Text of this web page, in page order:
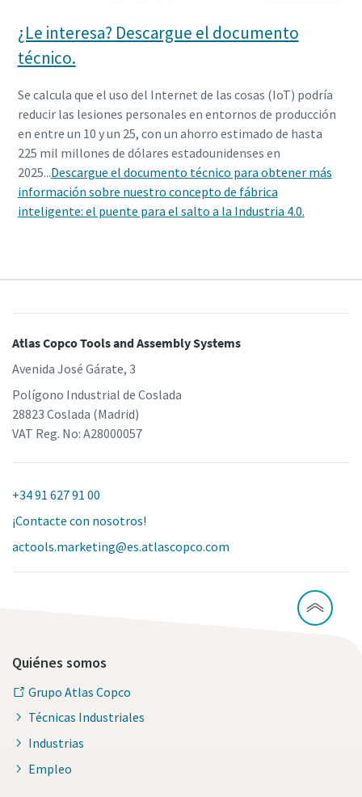
¿Le interesa? Descargue el documento
técnico.
Se calcula que el uso del Internet de las cosas (IoT) podría
reducir las lesiones personales en entornos de producción
en entre un 10 y un 25, con un ahorro estimado de hasta
225 mil millones de dólares estadounidenses en
2025...Descargue el documento técnico para obtener más
información sobre nuestro concepto de fábrica
inteligente: el puente para el salto a la Industria 4.0.
Atlas Copco Tools and Assembly Systems
Avenida José Gárate, 3
Polígono Industrial de Coslada
28823 Coslada (Madrid)
VAT Reg. No: A28000057
+34 91 627 91 00
¡Contacte con nosotros!
actools.marketing@es.atlascopco.com
Quiénes somos
Grupo Atlas Copco
Técnicas Industriales
Industrias
Empleo